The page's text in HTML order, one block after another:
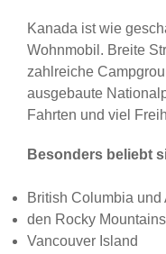
Kanada ist wie
Wohnmobil. Breite
zahlreiche
ausgebaute
Fahrten und viel
Besonders beliebt
British Columbia und
den Rocky
Vancouver Island